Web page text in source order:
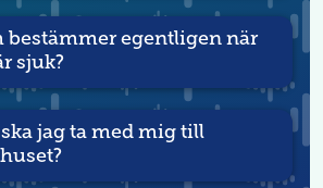
bestämmer egentligen när
sjuk?
jag ta med mig till